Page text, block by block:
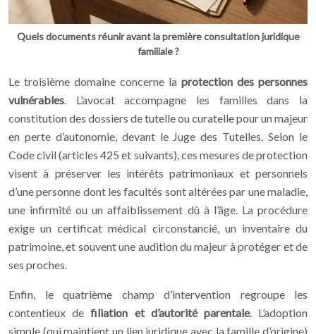
Quels documents réunir avant la première consultation juridique
familiale ?
Le troisième domaine concerne la protection des personnes
vulnérables. L’avocat accompagne les familles dans la
constitution des dossiers de tutelle ou curatelle pour un majeur
en perte d’autonomie, devant le Juge des Tutelles. Selon le
Code civil (articles 425 et suivants), ces mesures de protection
visent à préserver les intérêts patrimoniaux et personnels
d’une personne dont les facultés sont altérées par une maladie,
une infirmité ou un affaiblissement dû à l’âge. La procédure
exige un certificat médical circonstancié, un inventaire du
patrimoine, et souvent une audition du majeur à protéger et de
ses proches.
Enfin, le quatrième champ d’intervention regroupe les
contentieux defiliation et d’autorité parentale. L’adoption
simple (qui maintient un lien juridique avec la famille d’origine)